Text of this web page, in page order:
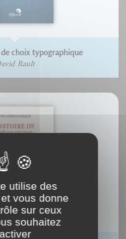
choix typographique
Rault
utilise des
vous donne
sur ceux
souhaitez
activer